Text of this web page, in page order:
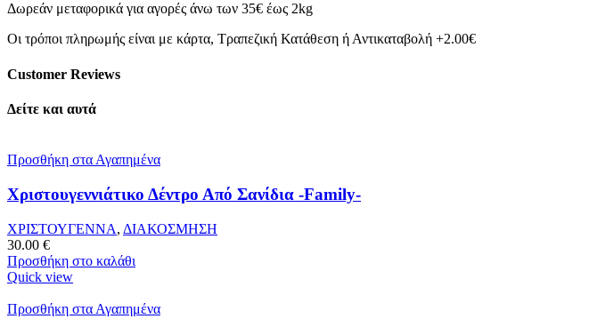
Δωρεάν μεταφορικά για αγορές άνω των 35€ έως 2kg
Οι τρόποι πληρωμής είναι με κάρτα, Τραπεζική Κατάθεση ή Αντικαταβολή +2.00€
Customer Reviews
Δείτε και αυτά
Προσθήκη στα Αγαπημένα
Χριστουγεννιάτικο Δέντρο Από Σανίδια -Family-
ΧΡΙΣΤΟΥΓΕΝΝΑ, ΔΙΑΚΟΣΜΗΣΗ
30.00 €
Προσθήκη στο καλάθι
Quick view
Προσθήκη στα Αγαπημένα